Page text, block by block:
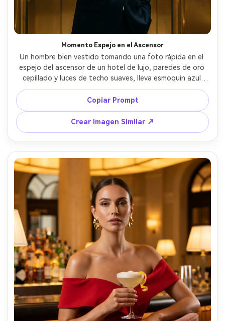
Momento Espejo en el Ascensor
Un hombre bien vestido tomando una foto rápida en el
espejo del ascensor de un hotel de lujo, paredes de oro
cepillado y luces de techo suaves, lleva esmoquin azul
medianoche con moño negro y elegante reloj visible,
expresión confiada, tomada con Sony A7R V, 35mm,
encuadre vertical cerrado, reflejos limpios, detalle editorial
fotorrealista, sutil grano de película --ar 4:5
Copiar Prompt
Crear Imagen Similar ↗